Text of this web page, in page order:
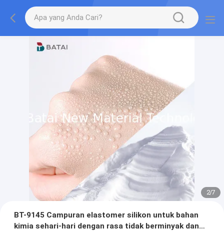
2/7
BT-9145 Campuran elastomer silikon untuk bahan
kimia sehari-hari dengan rasa tidak berminyak dan